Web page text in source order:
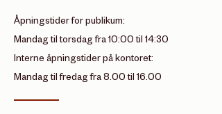
Åpningstider for publikum:
Mandag til torsdag fra 10:00 til 14:30
Interne åpningstider på kontoret:
Mandag til fredag fra 8.00 til 16.00